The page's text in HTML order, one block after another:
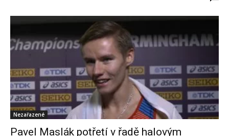
Nezařazené
Pavel Maslák potřetí v řadě halovým